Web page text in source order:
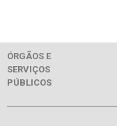
ÓRGÃOS E
SERVIÇOS
PÚBLICOS